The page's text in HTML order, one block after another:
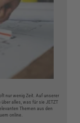
nur wenig Zeit. Auf unserer
alles, was für sie JETZT
Themen aus den
online.